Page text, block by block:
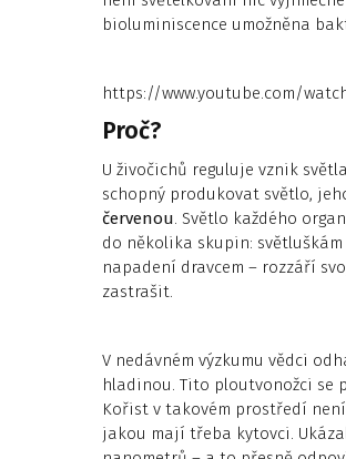
bioluminiscence umožněna
https://www.youtube.com/
Proč?
U živočichů reguluje vznik
schopný produkovat světlo,
červenou. Světlo každého
do několika skupin:
napadení dravcem – rozzáří
zastrašit.
V nedávném výzkumu vědci
hladinou. Tito ploutvonožci se
Kořist v takovém prostředí
jakou mají třeba kytovci.